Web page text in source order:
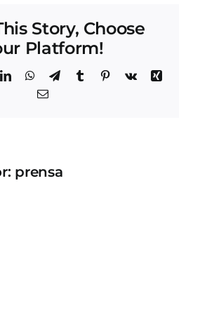
Story, Choose
Platform!
LinkedInWhatsApp
TelegramTumblrPinterest
Vk
Xing
Correo
prensa